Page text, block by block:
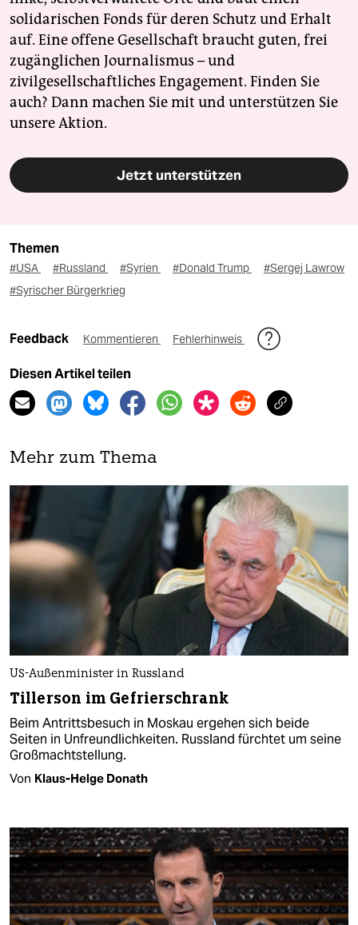
solidarischen Fonds für deren Schutz und Erhalt
auf. Eine offene Gesellschaft braucht guten, frei
zugänglichen Journalismus – und
zivilgesellschaftliches Engagement. Finden Sie
auch? Dann machen Sie mit und unterstützen Sie
unsere Aktion.
Jetzt unterstützen
Themen
#USA #Russland #Syrien #Donald Trump
#Sergej Lawrow
#Syrischer Bürgerkrieg
Feedback Kommentieren Fehlerhinweis
Diesen Artikel teilen
Mehr zum Thema
US-Außenminister in Russland
Tillerson im Gefrierschrank
Beim Antrittsbesuch in Moskau ergehen sich beide
Seiten in Unfreundlichkeiten. Russland fürchtet um seine
Großmachtstellung.
Von Klaus-Helge Donath